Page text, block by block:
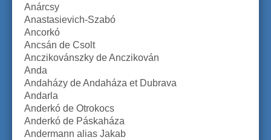
Anárcsy
Anastasievich-Szabó
Ancorkó
Ancsán de Csolt
Anczikovánszky de Anczikován
Anda
Andaházy de Andaháza et Dubrava
Andarla
Anderkó de Otrokocs
Anderkó de Páskaháza
Andermann alias Jakab